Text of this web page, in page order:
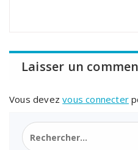
Laisser un
Vous devezvous connecter
Rechercher :